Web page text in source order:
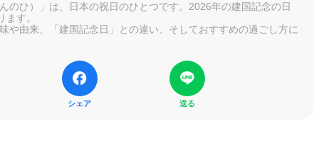
のひ）」は、日本の祝日のひとつです。2026年の建国記念の日
す。
や由来、「建国記念日」との違い、そしておすすめの過ごし方に
シェア 送る